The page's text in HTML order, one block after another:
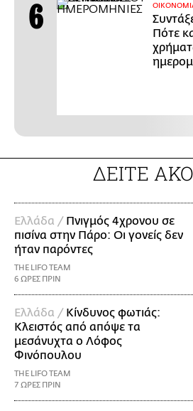
Πότε
ΔΕΙΤΕ
Ελλάδα / Πνιγμός 4χρονου σε
πισίνα στην Πάρο: Οι γονείς δεν
ήταν παρόντες
THE LIFO TEAM
6 ΩΡΕΣ ΠΡΙΝ
Ελλάδα / Κίνδυνος φωτιάς:
Κλειστός από απόψε τα
μεσάνυχτα ο Λόφος
Φινόπουλου
THE LIFO TEAM
7 ΩΡΕΣ ΠΡΙΝ